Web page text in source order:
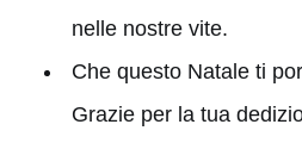
nelle nostre vite.
Che questo Natale ti
Grazie per la tua